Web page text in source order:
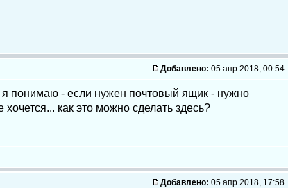
Добавлено: 05 апр 2018, 00:54
понимаю - если нужен почтовый ящик - нужно
как это можно сделать здесь?
Добавлено: 05 апр 2018, 17:58